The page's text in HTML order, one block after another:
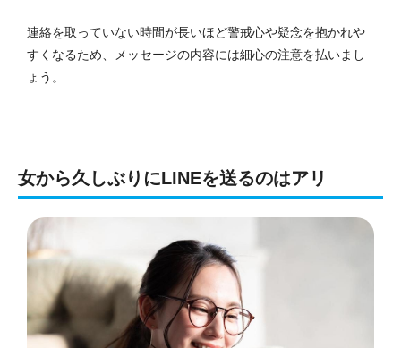
連絡を取っていない時間が長いほど警戒心や疑念を抱かれや
すくなるため、メッセージの内容には細心の注意を払いまし
ょう。
女から久しぶりにLINEを送るのはアリ